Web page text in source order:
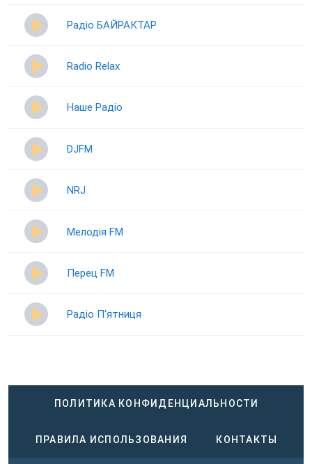
Радіо БАЙРАКТАР
Radio Relax
Наше Радіо
DJFM
NRJ
Мелодія FM
Перец FM
Радіо П‘ятниця
ПОЛИТИКА КОНФИДЕНЦИАЛЬНОСТИ
ПРАВИЛА ИСПОЛЬЗОВАНИЯ КОНТАКТЫ